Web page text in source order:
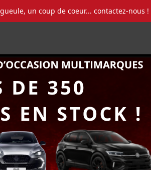
un coup de coeur... contactez-nous !